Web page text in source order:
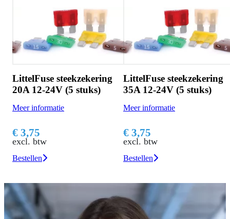
LittelFuse steekzekering
20A 12-24V (5 stuks)
Meer informatie
€ 3,75
excl. btw
Bestellen
LittelFuse steekzekering
35A 12-24V (5 stuks)
Meer informatie
€ 3,75
excl. btw
Bestellen